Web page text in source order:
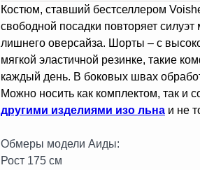
Костюм, ставший бестселлером
свободной посадки повторяет силуэт
лишнего оверсайза. Шорты – с
мягкой эластичной резинке, такие
каждый день. В боковых швах
Можно носить как комплектом, так и
другими изделиями изо льна и не
Обмеры модели Аиды:
Рост 175 см